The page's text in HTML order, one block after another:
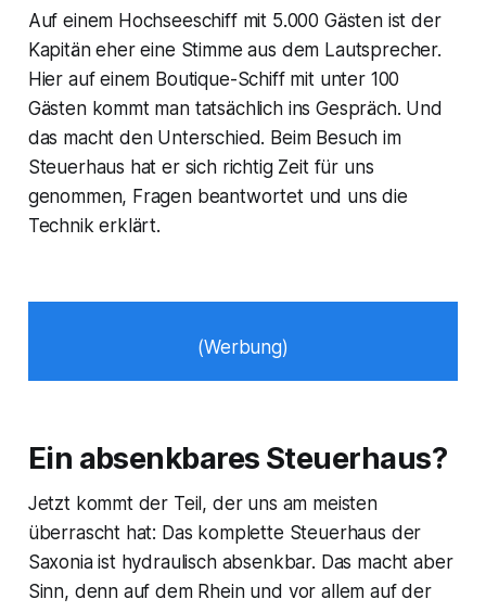
Auf einem Hochseeschiff mit 5.000 Gästen ist der
Kapitän eher eine Stimme aus dem Lautsprecher.
Hier auf einem Boutique-Schiff mit unter 100
Gästen kommt man tatsächlich ins Gespräch. Und
das macht den Unterschied. Beim Besuch im
Steuerhaus hat er sich richtig Zeit für uns
genommen, Fragen beantwortet und uns die
Technik erklärt.
(Werbung)
Ein absenkbares Steuerhaus?
Jetzt kommt der Teil, der uns am meisten
überrascht hat: Das komplette Steuerhaus der
Saxonia ist hydraulisch absenkbar. Das macht aber
Sinn, denn auf dem Rhein und vor allem auf der